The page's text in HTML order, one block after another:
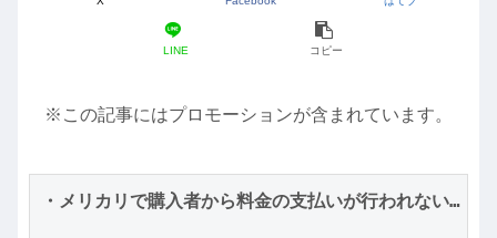
LINE コピー
※この記事にはプロモーションが含まれています。
・メリカリで購入者から料金の支払いが行われない…